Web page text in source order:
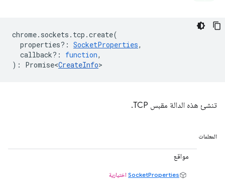
chrome. sockets . tcp .create(
properties? : SocketProperties,
callback? : function,
) : Promise<CreateInfo>
تنشئ هذه الدالة مقبس TCP.
المعلمات
مواقع
SocketProperties اختيارية